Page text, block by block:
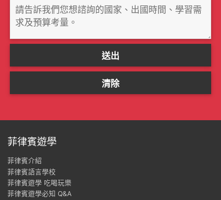
菲律賓遊學
菲律賓介紹
菲律賓語言學校
菲律賓遊學 吃喝玩樂
菲律賓遊學必知 Q&A